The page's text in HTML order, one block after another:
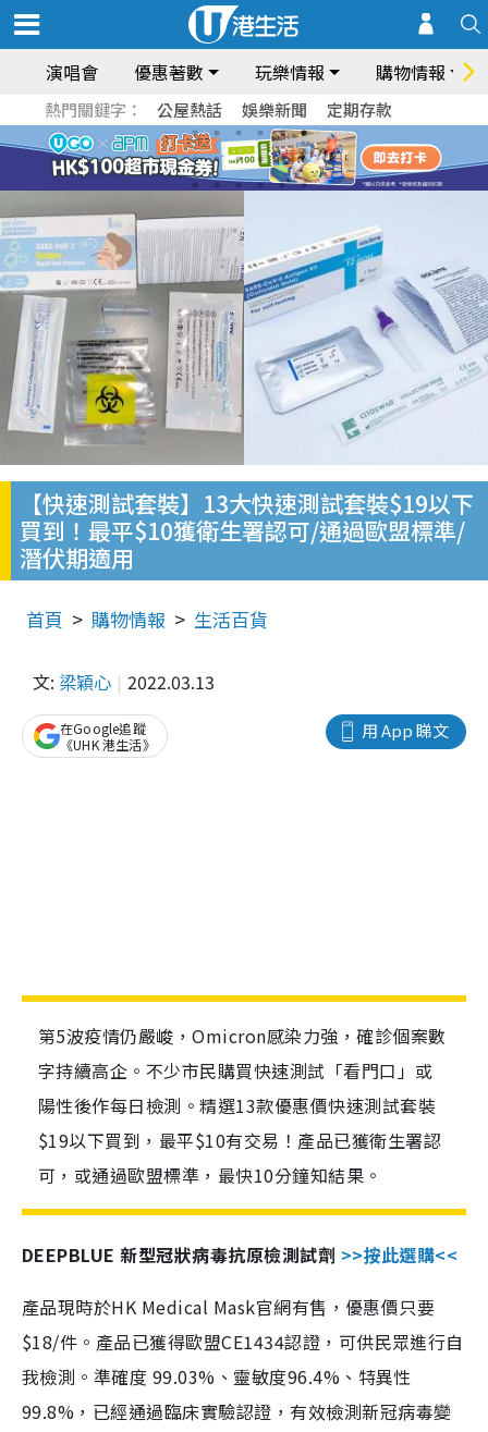
演唱會 優惠著數 玩樂情報 購物情報
熱門關鍵字： 公屋熱話 娛樂新聞 定期存款
【快速測試套裝】13大快速測試套裝$19以下
買到！最平$10獲衛生署認可/通過歐盟標準/
潛伏期適用
首頁 購物情報 生活百貨
文: 梁穎心 2022.03.13
用 App 睇文
在Google追蹤
《UHK 港生活》
第5波疫情仍嚴峻，Omicron感染力強，確診個案數
字持續高企。不少市民購買快速測試「看門口」或
陽性後作每日檢測。精選13款優惠價快速測試套裝
$19以下買到，最平$10有交易！產品已獲衛生署認
可，或通過歐盟標準，最快10分鐘知結果。
DEEPBLUE 新型冠狀病毒抗原檢測試劑 >>按此選購<<
產品現時於HK Medical Mask官網有售，優惠價只要
$18/件。產品已獲得歐盟CE1434認證，可供民眾進行自
我檢測。準確度 99.03%、靈敏度96.4%、特異性
99.8%，已經通過臨床實驗認證，有效檢測新冠病毒變